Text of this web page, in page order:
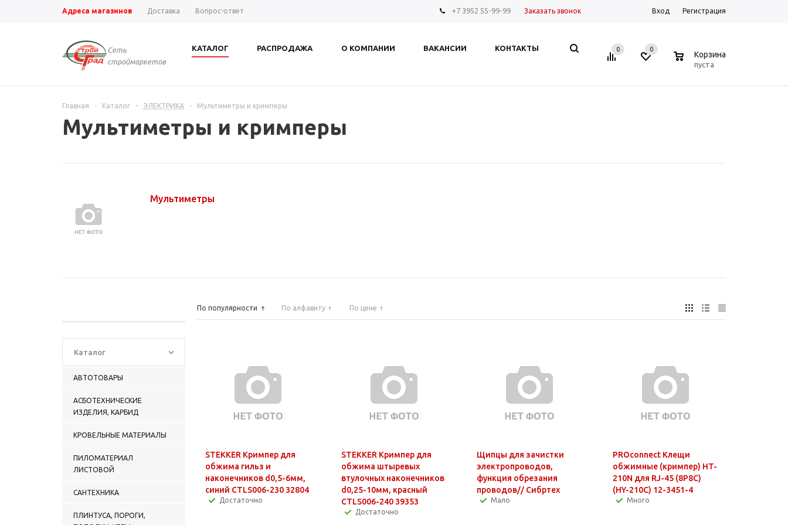
Адреса магазинов Доставка Вопрос-ответ +7 3952 55-99-99 Заказать звонок Вход Регистрация
Сеть
строймаркетов
КАТАЛОГ РАСПРОДАЖА О КОМПАНИИ ВАКАНСИИ КОНТАКТЫ 0 0
Корзина
пуста
Главная - Каталог - ЭЛЕКТРИКА - Мультиметры и кримперы
Мультиметры и кримперы
Мультиметры
Каталог
АВТОТОВАРЫ
АСБОТЕХНИЧЕСКИЕ
ИЗДЕЛИЯ, КАРБИД
КРОВЕЛЬНЫЕ МАТЕРИАЛЫ
ПИЛОМАТЕРИАЛ
ЛИСТОВОЙ
САНТЕХНИКА
ПЛИНТУСА, ПОРОГИ,
По популярности По алфавиту По цене
STEKKER Кримпер для
обжима гильз и
наконечников d0,5-6мм,
синий CTLS006-230 32804
Достаточно
STEKKER Кримпер для
обжима штыревых
втулочных наконечников
d0,25-10мм, красный
CTLS006-240 39353
Достаточно
Щипцы для зачистки
электропроводов,
функция обрезания
проводов// Сибртех
Мало
PROconnect Клещи
обжимные (кримпер) HT-
210N для RJ-45 (8P8C)
(HY-210C) 12-3451-4
Много